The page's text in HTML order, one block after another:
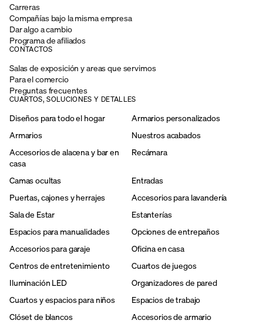
Carreras
Compañías bajo la misma empresa
Dar algo a cambio
Programa de afiliados
CONTACTOS
Salas de exposición y areas que servimos
Para el comercio
Preguntas frecuentes
CUARTOS, SOLUCIONES Y DETALLES
Diseños para todo el hogar
Armarios personalizados
Armarios
Nuestros acabados
Accesorios de alacena y bar en
casa
Recámara
Camas ocultas
Entradas
Puertas, cajones y herrajes
Accesorios para lavandería
Sala de Estar
Estanterías
Espacios para manualidades
Opciones de entrepaños
Accesorios para garaje
Oficina en casa
Centros de entretenimiento
Cuartos de juegos
Iluminación LED
Organizadores de pared
Cuartos y espacios para niños
Espacios de trabajo
Clóset de blancos
Accesorios de armario